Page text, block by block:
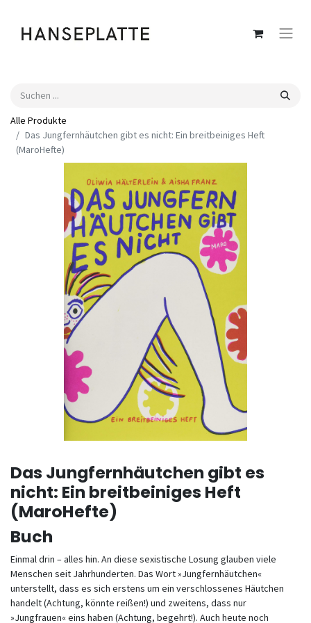
Alle Produkte
Das Jungfernhäutchen gibt es nicht: Ein breitbeiniges Heft
(MaroHefte)
Das Jungfernhäutchen gibt es
nicht: Ein breitbeiniges Heft
(MaroHefte)
Buch
Einmal drin – alles hin. An diese sexistische Losung glauben viele
Menschen seit Jahrhunderten. Das Wort »Jungfernhäutchen«
unterstellt, dass es sich erstens um ein verschlossenes Häut­chen
handelt (Achtung, könnte reißen!) und zweitens, dass nur
»Jungfrauen« eins haben (Achtung, begehrt!). Auch heute noch